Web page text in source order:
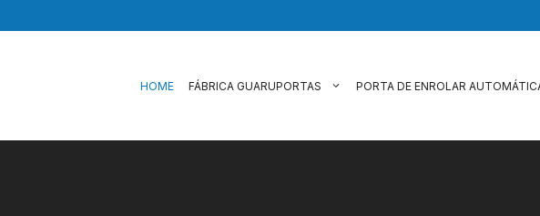
HOME FÁBRICA GUARUPORTAS PORTA DE ENROLAR